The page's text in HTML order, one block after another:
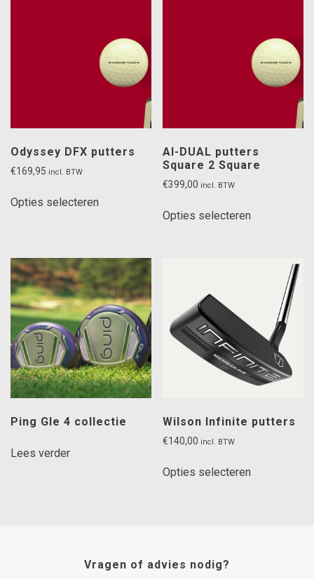
Odyssey DFX putters
€169,95 incl. BTW
Opties selecteren
variaties.
Deze
optie
kan
gekozen
worden
op
de
productpagina
AI-DUAL putters
Square 2 Square
€399,00 incl. BTW
Opties selecteren
variaties.
gekozen
worden
op
de
Ping Gle 4 collectie
Lees verder
Wilson Infinite putters
€140,00 incl. BTW
Opties selecteren
Vragen of advies nodig?